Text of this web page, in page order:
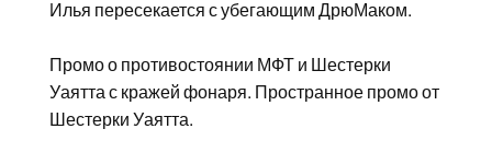
Илья пересекается с убегающим ДрюМаком.
Промо о противостоянии МФТ и Шестерки
Уаятта с кражей фонаря. Пространное промо от
Шестерки Уаятта.